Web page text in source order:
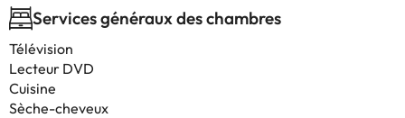
Services généraux des chambres
Télévision
Lecteur DVD
Cuisine
Sèche-cheveux